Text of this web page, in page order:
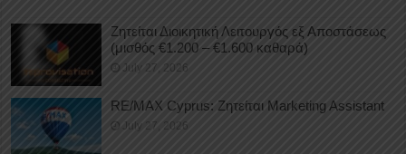
Ζητείται Διοικητική Λειτουργός εξ Αποστάσεως
(μισθός €1.200 – €1.600 καθαρά)
July 27, 2026
RE/MAX Cyprus: Ζητείται Marketing Assistant
July 27, 2026